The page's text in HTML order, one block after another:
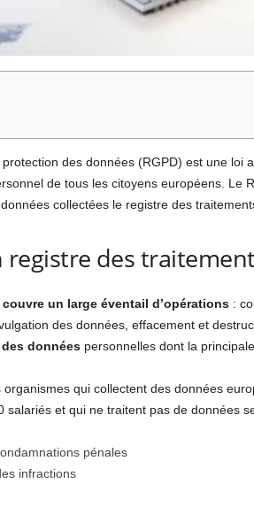
des données (RGPD) est une
de tous les citoyens européens. Le
collectées le registre des
registre des
un large éventail d’opérations:
des données, effacement et
donnéespersonnelles dont la
qui collectent des données
salariés et qui ne traitent pas de données
pénales
infractions